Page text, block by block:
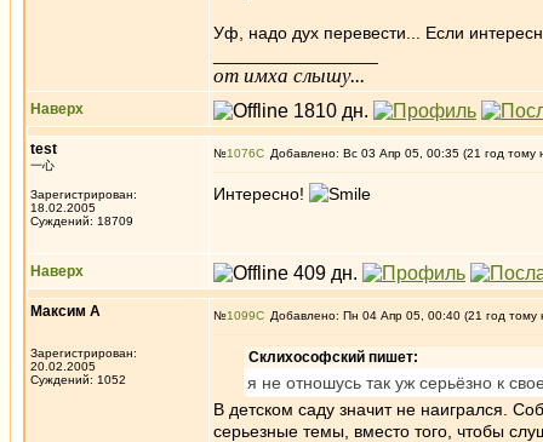
Уф, надо дух перевести... Если
от имха слышу...
Наверх
test
一心
Зарегистрирован:
18.02.2005
Суждений: 18709
№1076 Добавлено: Вс 03 Апр 05, 00:35 (21 год тому
Интересно!
Наверх
Максим А
Зарегистрирован:
20.02.2005
Суждений: 1052
№1099 Добавлено: Пн 04 Апр 05, 00:40 (21 год тому
Склихософский пишет:
я не отношусь так уж серьёзно к
В детском саду значит не наигрался.
серьезные темы, вместо того, чтобы